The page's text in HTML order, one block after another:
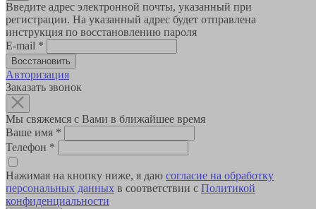
Введите адрес электронной почты, указанный при
регистрации. На указанный адрес будет отправлена
инструкция по восстановлению пароля
E-mail *
Авторизация
Заказать звонок
Мы свяжемся с Вами в ближайшее время
Ваше имя *
Телефон *
Нажимая на кнопку ниже, я даю согласие на обработку
персональных данных в соответствии с Политикой
конфиденциальности